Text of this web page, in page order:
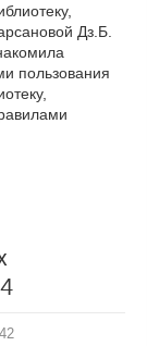
Дз.Б.
пользования